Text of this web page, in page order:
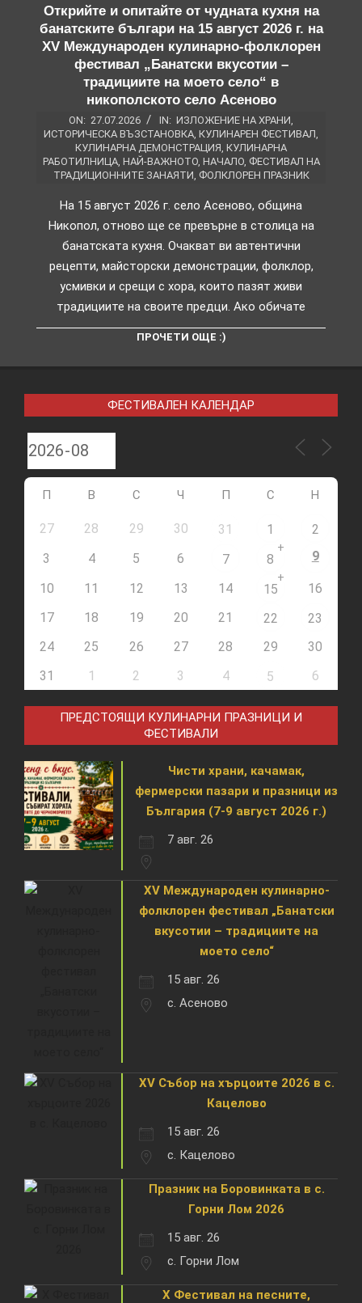
Открийте и опитайте от чудната кухня на
банатските българи на 15 август 2026 г. на
XV Международен кулинарно-фолклорен
фестивал „Банатски вкусотии –
традициите на моето село“ в
никополското село Асеново
ON: 27.07.2026 IN: ИЗЛОЖЕНИЕ НА ХРАНИ
ИСТОРИЧЕСКА ВЪЗСТАНОВКА КУЛИНАРЕН ФЕСТИВАЛ
КУЛИНАРНА ДЕМОНСТРАЦИЯ КУЛИНАРНА
РАБОТИЛНИЦА, НАЙ-ВАЖНОТО, НАЧАЛО, ФЕСТИВАЛ НА
ТРАДИЦИОННИТЕ ЗАНАЯТИ ФОЛКЛОРЕН ПРАЗНИК
На 15 август 2026 г. село Асеново, община
Никопол, отново ще се превърне в столица на
банатската кухня. Очакват ви автентични
рецепти, майсторски демонстрации, фолклор,
усмивки и срещи с хора, които пазят живи
традициите на своите предци. Ако обичате
ПРОЧЕТИ ОЩЕ :)
ФЕСТИВАЛЕН КАЛЕНДАР
П В С Ч П С Н
27 28 29 30 31 1
2
3
4 5 6 7 8
+
9
10 11 12 13 14 15
+
16
17
18 19 20 21 22
23
24
25 26 27 28 29
30
31
1 2 3 4 5 6
ПРЕДСТОЯЩИ КУЛИНАРНИ ПРАЗНИЦИ И
ФЕСТИВАЛИ
Чисти храни, качамак,
фермерски пазари и празници из
България (7-9 август 2026 г.)
7 авг. 26
XV Международен кулинарно-
фолклорен фестивал „Банатски
вкусотии – традициите на
моето село“
15 авг. 26
с. Асеново
XV Събор на хърцоите 2026 в с.
Кацелово
15 авг. 26
с. Кацелово
Празник на Боровинката в с.
Горни Лом 2026
15 авг. 26
с. Горни Лом
X Фестивал на песните,